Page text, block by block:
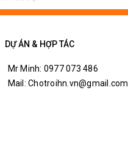
DỰ ÁN & HỢP TÁC
Mr Minh: 0977 073 486
Mail: Chotroihn.vn@gmail.com